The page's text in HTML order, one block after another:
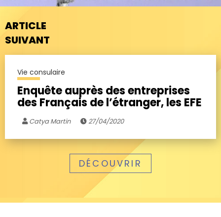
ARTICLE
SUIVANT
Vie consulaire
Enquête auprès des entreprises
des Français de l’étranger, les EFE
Catya Martin 27/04/2020
DÉCOUVRIR